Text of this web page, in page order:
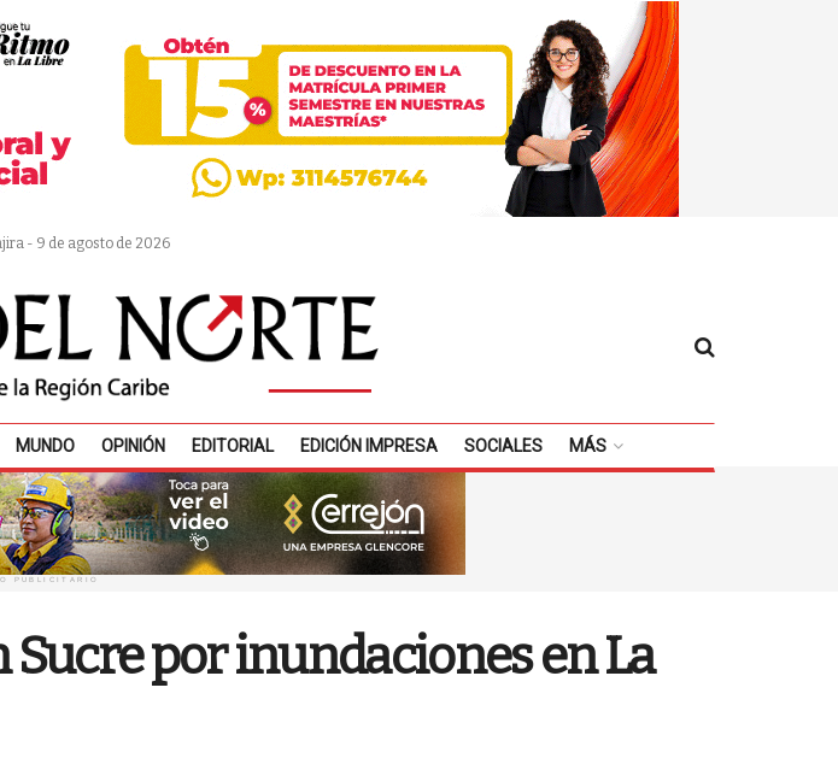
- 9 de agosto de 2026
MUNDO OPINIÓN EDITORIAL EDICIÓN IMPRESA SOCIALES MÁS
PUBLICITARIO
por inundaciones en La